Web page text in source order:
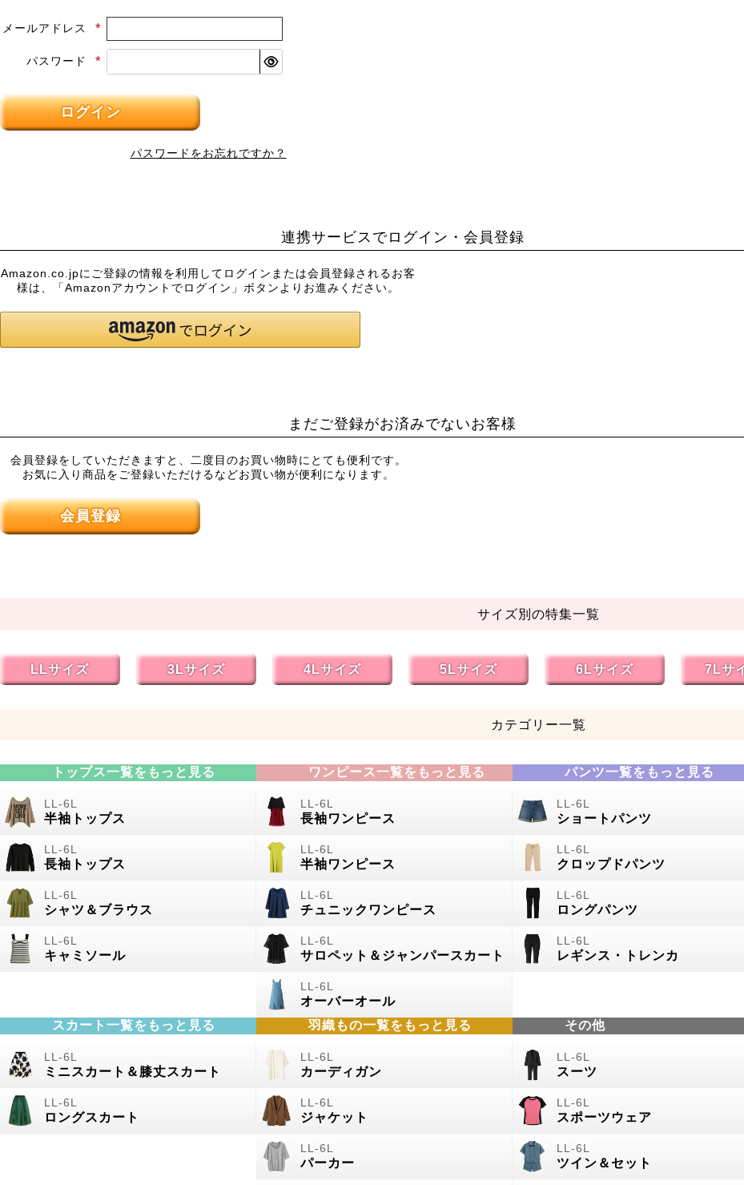
メールアドレス
(必
須)
パスワード
(必
ログイン
パスワードをお忘れですか？
連携サービスでログイン・会員登録
Amazon.co.jpにご登録の情報を利用してログインまたは会員登録されるお客
様は、「Amazonアカウントでログイン」ボタンよりお進みください。
まだご登録がお済みでないお客様
会員登録をしていただきますと、二度目のお買い物時にとても便利です。
お気に入り商品をご登録いただけるなどお買い物が便利になります。
会員登録
サイズ別の特集一覧
LLサイズ 3Lサイズ 4Lサイズ 5Lサイズ 6Lサイズ 7Lサ
カテゴリー一覧
トップス一覧をもっと見る
半袖トップス
長袖トップス
シャツ＆ブラウス
キャミソール
ワンピース一覧をもっと見る
長袖ワンピース
半袖ワンピース
チュニックワンピース
サロペット＆ジャンパースカート
オーバーオール
パンツ一覧をもっと見る
ショートパンツ
クロップドパンツ
ロングパンツ
レギンス・トレンカ
スカート一覧をもっと見る
ミニスカート＆膝丈スカート
ロングスカート
羽織もの一覧をもっと見る
カーディガン
ジャケット
パーカー
その他
スーツ
スポーツウェア
ツイン＆セット